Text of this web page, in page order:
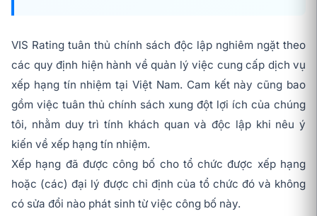
VIS Rating tuân thủ chính sách độc lập nghiêm ngặt theo
các quy định hiện hành về quản lý việc cung cấp dịch vụ
xếp hạng tín nhiệm tại Việt Nam. Cam kết này cũng bao
gồm việc tuân thủ chính sách xung đột lợi ích của chúng
tôi, nhằm duy trì tính khách quan và độc lập khi nêu ý
kiến về xếp hạng tín nhiệm.
Xếp hạng đã được công bố cho tổ chức được xếp hạng
hoặc (các) đại lý được chỉ định của tổ chức đó và không
có sửa đổi nào phát sinh từ việc công bố này.